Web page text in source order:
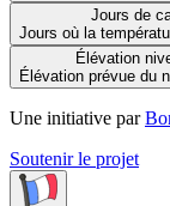
Jours de
Jours où la
Élévation
Élévation prévue du
Une initiative par
Soutenir le projet